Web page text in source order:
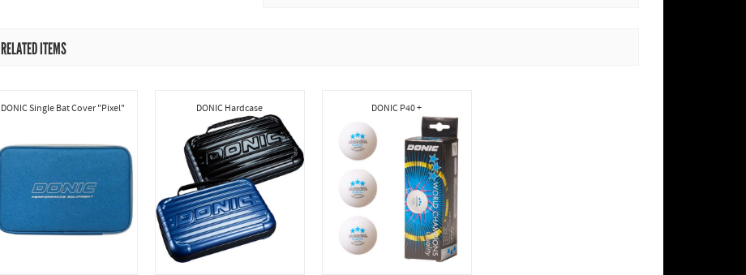
RELATED ITEMS
DONIC Single Bat Cover "Pixel" DONIC Hardcase DONIC P40 +